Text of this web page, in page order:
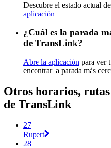
Descubre el estado actual
aplicación.
¿Cuál es la parada
de TransLink?
Abre la aplicación para ver
encontrar la parada más
Otros horarios,
de TransLink
27
Rupert
28